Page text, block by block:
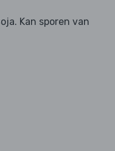
Kan sporen van